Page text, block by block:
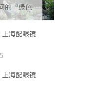
的“绿色
么选？
海配眼镜
海配眼镜